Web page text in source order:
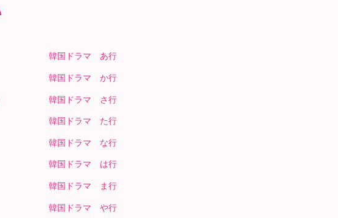
韓国ドラマ あ行
韓国ドラマ か行
韓国ドラマ さ行
韓国ドラマ た行
韓国ドラマ な行
韓国ドラマ は行
韓国ドラマ ま行
韓国ドラマ や行